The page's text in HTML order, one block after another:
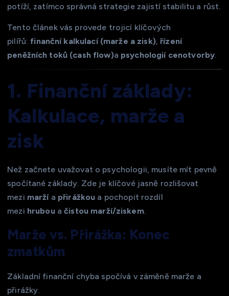
potíží, zatímco správná strategie zajistí stabilitu a růst.
Tento článek vás provede trojicí klíčových
pilířů: finanční kalkulací (marže a zisk) ,řízení
peněžních toků (cash flow)a psychologií cenotvorby.
1. Finanční základy:
Kalkulace, marže a
zisk
Než začnete uvažovat o psychologii, musíte mít pevně
spočítané základy. Zde je klíčové jasně rozlišovat
mezi maržía přirážkou a pochopit rozdíl
mezi hrubouačistou marží/ziskem.
Marže vs. Přirážka: Konec
zmatkům
Základní finanční chyba spočívá v záměně marže a
přirážky.